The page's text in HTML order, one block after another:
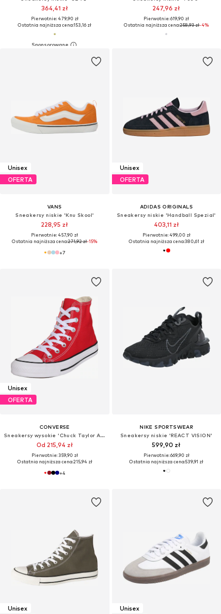
364,41 zł
Pierwotnie: 479,90 zł
Ostatnia najniższa cena:153,16 zł
247,96 zł
Pierwotnie: 619,90 zł
Ostatnia najniższa cena:258,93 zł-4%
Unisex
OFERTA
VANS
Sneakersy niskie 'Knu Skool'
228,95 zł
Pierwotnie: 457,90 zł
Ostatnia najniższa cena:271,92 zł-15%
+7
Unisex
OFERTA
ADIDAS ORIGINALS
Sneakersy niskie 'Handball Spezial'
403,11 zł
Pierwotnie: 499,00 zł
Ostatnia najniższa cena:380,61 zł
Unisex
OFERTA
CONVERSE
Sneakersy wysokie 'Chuck Taylor All Star'
Od 215,94 zł
Pierwotnie: 359,90 zł
Ostatnia najniższa cena:215,94 zł
+4
NIKE SPORTSWEAR
Sneakersy niskie 'REACT VISION'
599,90 zł
Pierwotnie: 669,90 zł
Ostatnia najniższa cena:539,91 zł
Unisex
Unisex